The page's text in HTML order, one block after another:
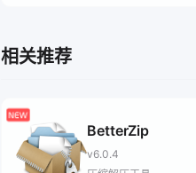
相关推荐
BetterZip
v6.0.4